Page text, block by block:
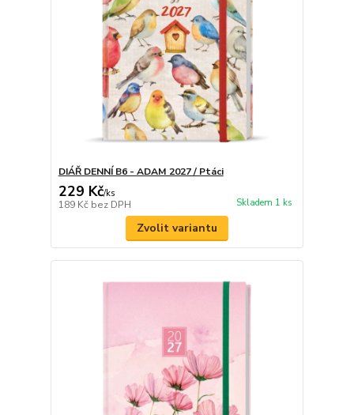
DIÁŘ DENNÍ B6 - ADAM 2027 / Ptáci
229 Kč/ks
189 Kč bez DPH Skladem 1 ks
Zvolit variantu